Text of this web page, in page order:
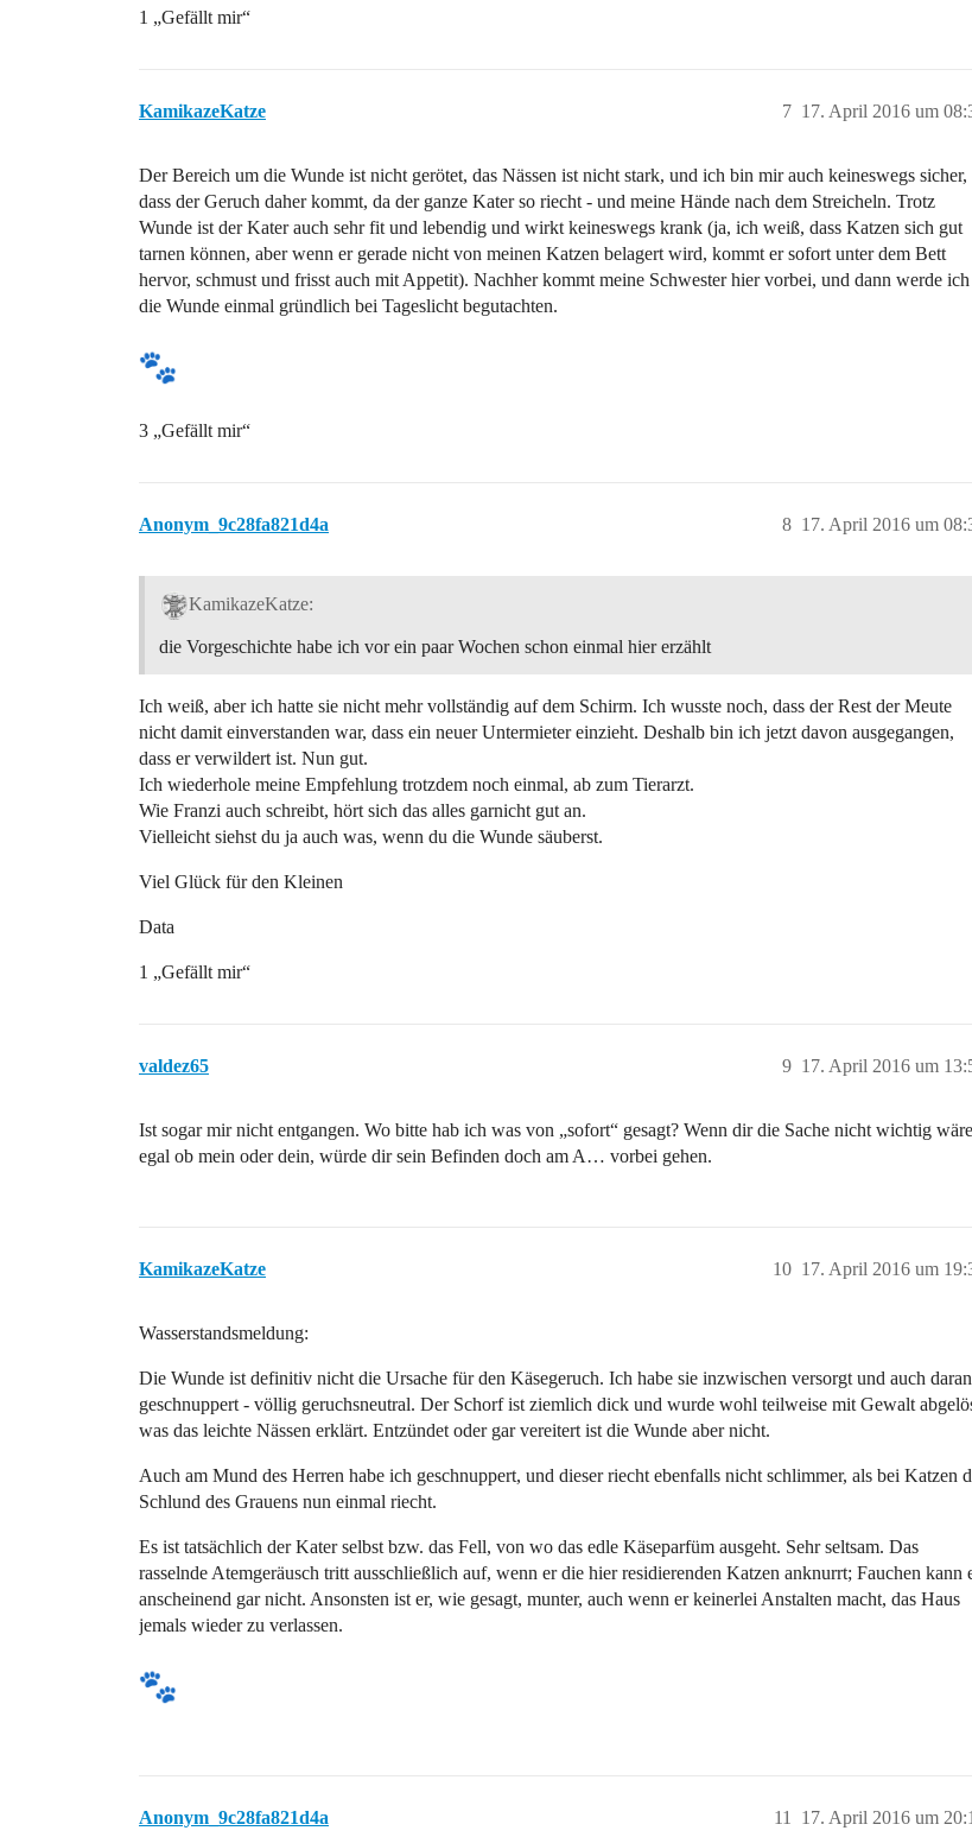
1 „Gefällt mir“
KamikazeKatze 17. April 2016 um
7
Der Bereich um die Wunde ist nicht gerötet, das Nässen ist nicht stark, und ich bin mir auch keineswegs sicher,
dass der Geruch daher kommt, da der ganze Kater so riecht - und meine Hände nach dem Streicheln. Trotz
Wunde ist der Kater auch sehr fit und lebendig und wirkt keineswegs krank (ja, ich weiß, dass Katzen sich gut
tarnen können, aber wenn er gerade nicht von meinen Katzen belagert wird, kommt er sofort unter dem Bett
hervor, schmust und frisst auch mit Appetit). Nachher kommt meine Schwester hier vorbei, und dann werde ich
die Wunde einmal gründlich bei Tageslicht begutachten.
3 „Gefällt mir“
Anonym_9c28fa821d4a 17. April 2016 um
8
KamikazeKatze:
die Vorgeschichte habe ich vor ein paar Wochen schon einmal hier erzählt
Ich weiß, aber ich hatte sie nicht mehr vollständig auf dem Schirm. Ich wusste noch, dass der Rest der Meute
nicht damit einverstanden war, dass ein neuer Untermieter einzieht. Deshalb bin ich jetzt davon ausgegangen,
dass er verwildert ist. Nun gut.
Ich wiederhole meine Empfehlung trotzdem noch einmal, ab zum Tierarzt.
Wie Franzi auch schreibt, hört sich das alles garnicht gut an.
Vielleicht siehst du ja auch was, wenn du die Wunde säuberst.
Viel Glück für den Kleinen
Data
1 „Gefällt mir“
valdez65 17. April 2016 um
9
Ist sogar mir nicht entgangen. Wo bitte hab ich was von „sofort“ gesagt? Wenn dir die Sache nicht wichtig
egal ob mein oder dein, würde dir sein Befinden doch am A… vorbei gehen.
KamikazeKatze 17. April 2016 um
10
Wasserstandsmeldung:
Die Wunde ist definitiv nicht die Ursache für den Käsegeruch. Ich habe sie inzwischen versorgt und auch daran
geschnuppert - völlig geruchsneutral. Der Schorf ist ziemlich dick und wurde wohl teilweise mit Gewalt
was das leichte Nässen erklärt. Entzündet oder gar vereitert ist die Wunde aber nicht.
Auch am Mund des Herren habe ich geschnuppert, und dieser riecht ebenfalls nicht schlimmer, als bei Katzen
Schlund des Grauens nun einmal riecht.
Es ist tatsächlich der Kater selbst bzw. das Fell, von wo das edle Käseparfüm ausgeht. Sehr seltsam. Das
rasselnde Atemgeräusch tritt ausschließlich auf, wenn er die hier residierenden Katzen anknurrt; Fauchen kann
anscheinend gar nicht. Ansonsten ist er, wie gesagt, munter, auch wenn er keinerlei Anstalten macht, das Haus
jemals wieder zu verlassen.
Anonym_9c28fa821d4a 17. April 2016 um
11